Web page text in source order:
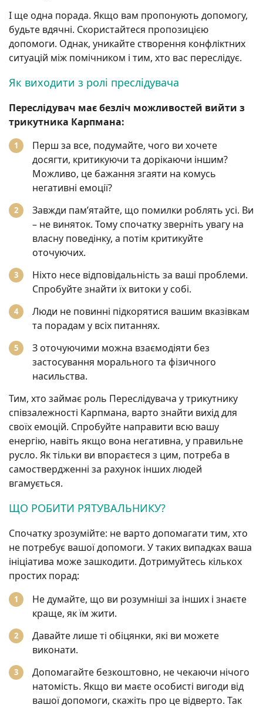
І ще одна порада. Якщо вам пропонують допомогу,
будьте вдячні. Скористайтеся пропозицією
допомоги. Однак, уникайте створення конфліктних
ситуацій між помічником і тим, хто вас переслідує.
Як виходити з ролі преслідувача
Переслідувач має безліч можливостей вийти з
трикутника Карпмана:
Перш за все, подумайте, чого ви хочете
досягти, критикуючи та дорікаючи іншим?
Можливо, це бажання згаяти на комусь
негативні емоції?
Завжди пам’ятайте, що помилки роблять усі. Ви
– не виняток. Тому спочатку зверніть увагу на
власну поведінку, а потім критикуйте
оточуючих.
Ніхто несе відповідальність за ваші проблеми.
Спробуйте знайти їх витоки у собі.
Люди не повинні підкорятися вашим вказівкам
та порадам у всіх питаннях.
З оточуючими можна взаємодіяти без
застосування морального та фізичного
насильства.
Тим, хто займає роль Переслідувача у трикутнику
співзалежності Карпмана, варто знайти вихід для
своїх емоцій. Спробуйте направити всю вашу
енергію, навіть якщо вона негативна, у правильне
русло. Як тільки ви впораєтеся з цим, потреба в
самоствердженні за рахунок інших людей
вгамується.
ЩО РОБИТИ РЯТУВАЛЬНИКУ?
Спочатку зрозумійте: не варто допомагати тим, хто
не потребує вашої допомоги. У таких випадках ваша
ініціатива може зашкодити. Дотримуйтесь кількох
простих порад:
Не думайте, що ви розумніші за інших і знаєте
краще, як їм жити.
Давайте лише ті обіцянки, які ви можете
виконати.
Допомагайте безкоштовно, не чекаючи нічого
натомість. Якщо ви маєте особисті вигоди від
вашої допомоги, скажіть про це відверто. Так